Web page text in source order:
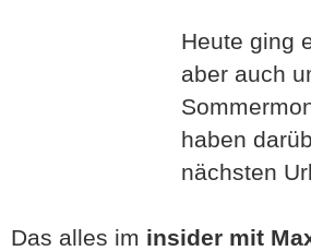
Heute ging
aber auch
haben
nächsten
Das alles im insider mit